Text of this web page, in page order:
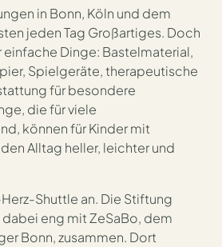
in Bonn, Köln und dem
jeden Tag Großartiges. Doch
Dinge: Bastelmaterial,
Spielgeräte, therapeutische
für besondere
die für viele
können für Kinder mit
Alltag heller, leichter und
Shuttle an. Die Stiftung
eng mit ZeSaBo, dem
Bonn, zusammen. Dort